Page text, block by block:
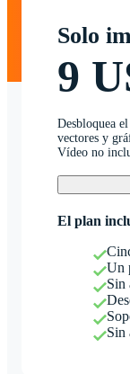
Solo
9
Desbloquea
vectores y
Vídeo no
El plan
Un
Sin
Sin